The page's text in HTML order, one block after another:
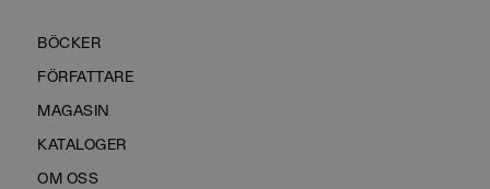
BÖCKER
FÖRFATTARE
MAGASIN
KATALOGER
OM OSS